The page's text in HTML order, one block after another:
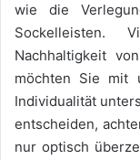
wie die
Nachhaltigkeit
möchten Sie mit
Individualität
entscheiden,
nur optisch